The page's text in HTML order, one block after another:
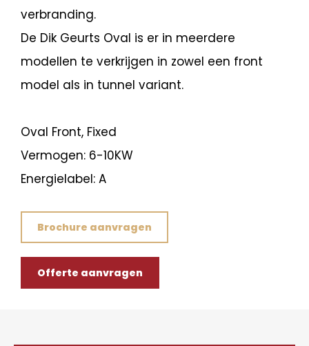
verbranding.
De Dik Geurts Oval is er in meerdere
modellen te verkrijgen in zowel een front
model als in tunnel variant.
Oval Front, Fixed
Vermogen: 6-10KW
Energielabel: A
Brochure aanvragen
Offerte aanvragen